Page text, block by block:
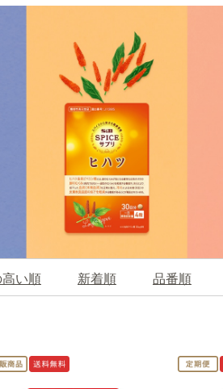
い順 新着順 品番順